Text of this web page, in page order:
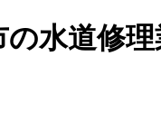
水道修